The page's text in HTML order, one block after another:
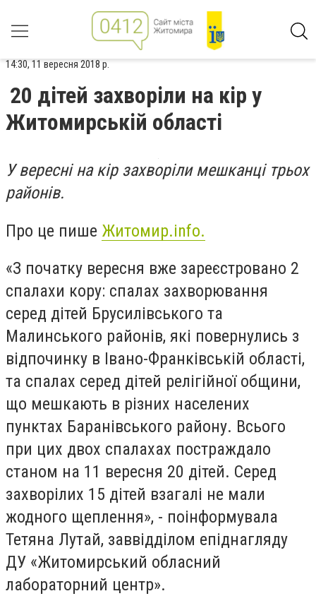
14:30, 11 вересня 2018 р.
20 дітей захворіли на кір у
Житомирській області
У вересні на кір захворіли мешканці трьох
районів.
Про це пише Житомир.info.
«З початку вересня вже зареєстровано 2
спалахи кору: спалах захворювання
серед дітей Брусилівського та
Малинського районів, які повернулись з
відпочинку в Івано-Франківській області,
та спалах серед дітей релігійної общини,
що мешкають в різних населених
пунктах Баранівського району. Всього
при цих двох спалахах постраждало
станом на 11 вересня 20 дітей. Серед
захворілих 15 дітей взагалі не мали
жодного щеплення», - поінформувала
Тетяна Лутай, заввідділом епіднагляду
ДУ «Житомирський обласний
лабораторний центр».